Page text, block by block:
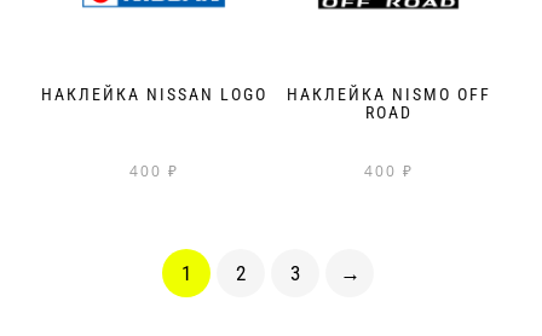
НАКЛЕЙКА NISSAN LOGO
400 ₽
НАКЛЕЙКА NISMO OFF
ROAD
400 ₽
1 2 3 →